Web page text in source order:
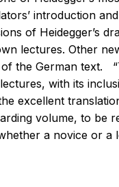
introduction
of Heidegger’s
lectures. Other
the German text.
lectures, with its
excellent
volume, to be
a novice or